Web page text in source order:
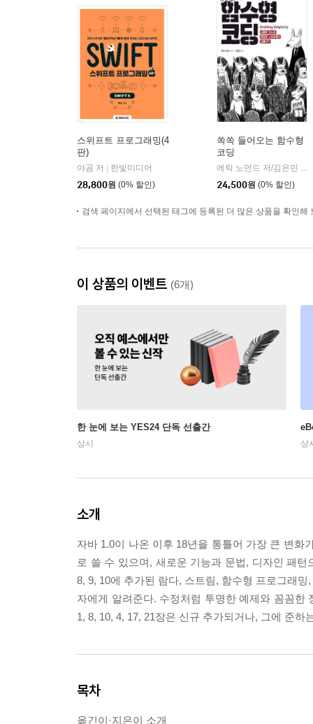
스위프트 프로그래밍(4
판)
야곰 저
한빛미디어
28,800원 (0% 할인)
쏙쏙 들어오는 함수형
코딩
에릭 노먼드 저/김은민 역
24,500원 (0% 할인)
검색 페이지에서 선택된 태그에 등록된 더 많은 상품을 확인해
이 상품의 이벤트 (6개)
한 눈에 보는 YES24 단독 선출간
상시 상
소개
자바 1.0이 나온 이후 18년을 통틀어 가장 큰 변화
로 쓸 수 있으며, 새로운 기능과 문법, 디자인 패
8, 9, 10에 추가된 람다, 스트림, 함수형 프로그래
자에게 알려준다. 수정처럼 투명한 예제와 꼼꼼
1, 8, 10, 4, 17, 21장은 신규 추가되거나, 그에 준
목차
옮긴이·지은이 소개